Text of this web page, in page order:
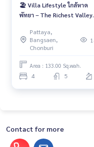
🏖️ Villa Lifestyle ใกล้หาด
พัทยา – The Richest Valley
ล้านเท่านั้น!
Pattaya,
Bangsaen,
Chonburi
Area : 133.00 Sq.wah.
4 5
Contact for more